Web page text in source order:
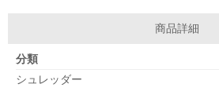
商品詳細
分類
シュレッダー